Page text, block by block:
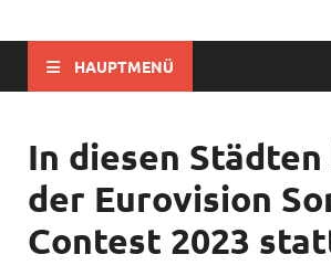
HAUPTMENÜ
In diesen
der Eurovision
Contest 2023